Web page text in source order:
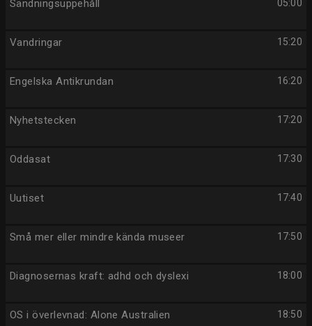
05:00
Sändningsuppehåll
15:20
Vandringar
16:20
Engelska Antikrundan
17:20
Nyhetstecken
17:30
Oddasat
17:40
Uutiset
17:50
Små mer eller mindre kända museer
18:00
Diagnosernas kraft: adhd och dyslexi
18:50
OS i överlevnad: Alone Australien